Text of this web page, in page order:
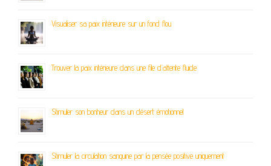
Visualiser sa paix intérieure sur un fond flou
Trouver la paix intérieure dans une file d’attente fluide
Stimuler son bonheur dans un désert émotionnel
Stimuler la circulation sanguine par la pensée positive uniquement